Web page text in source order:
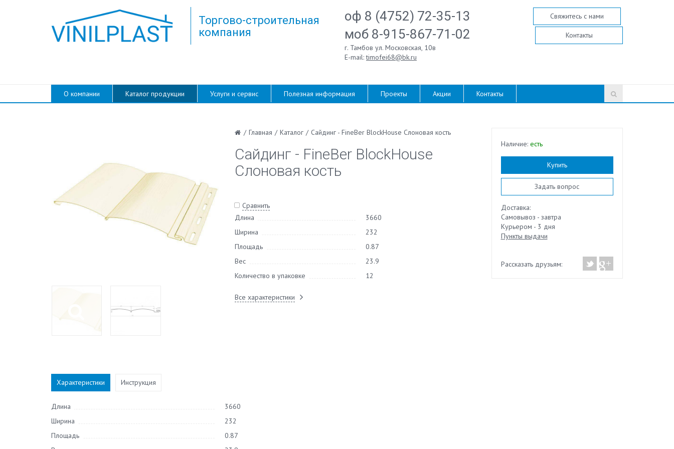
Торгово-строительная
компания
оф 8 (4752) 72-35-13
моб 8-915-867-71-02
г. Тамбов ул. Московская, 10в
E-mail:timofei68@bk.ru
Свяжитесь с нами
Контакты
О компании Каталог продукции Услуги и сервис Полезная информация Проекты Акции Контакты
/ Главная / Каталог / Сайдинг - FineBer BlockHouse Слоновая кость
Сайдинг - FineBer BlockHouse
Слоновая кость
Сравнить
Длина
3660
Ширина
232
Площадь
0.87
Вес
23.9
Количество в упаковке
12
Все характеристики
Наличие:есть
Купить
Задать вопрос
Доставка:
Самовывоз - завтра
Курьером - 3 дня
Пункты выдачи
Рассказать друзьям:
Характеристики Инструкция
Длина
3660
Ширина
232
Площадь
0.87